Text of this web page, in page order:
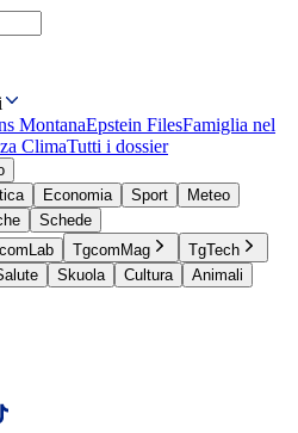
MontanaEpstein FilesFamiglia nel
ClimaTutti i dossier
Economia Sport
Meteo
Schede
TgcomMag
TgTech
Skuola Cultura
Animali